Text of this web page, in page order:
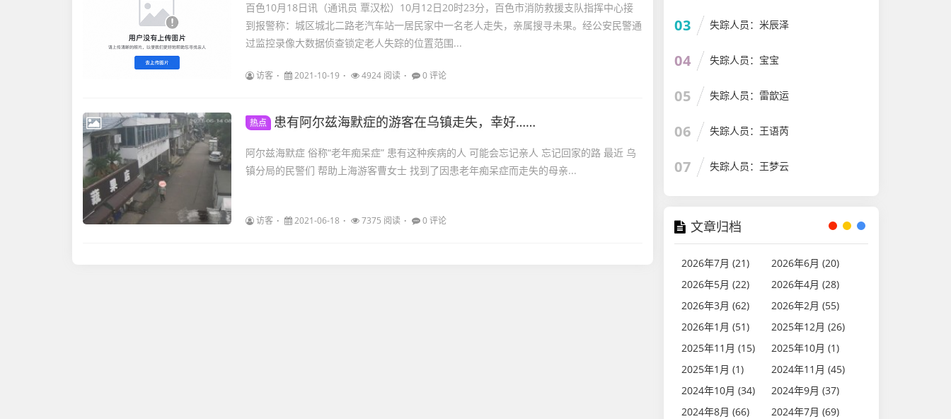
百色10月18日讯（通讯员 覃汉松）10月12日20时23分，百色市消防救援支队指挥中心接
到报警称：城区城北二路老汽车站一居民家中一名老人走失，亲属搜寻未果。经公安民警通
过监控录像大数据侦查锁定老人失踪的位置范围...
访客 2021-10-19 4924 阅读 0 评论
热点 患有阿尔兹海默症的游客在乌镇走失，幸好……
阿尔兹海默症 俗称“老年痴呆症” 患有这种疾病的人 可能会忘记亲人 忘记回家的路 最近 乌
镇分局的民警们 帮助上海游客曹女士 找到了因患老年痴呆症而走失的母亲...
访客 2021-06-18 7375 阅读 0 评论
03 失踪人员：米辰泽
04 失踪人员：宝宝
05 失踪人员：雷歆运
06 失踪人员：王语芮
07 失踪人员：王梦云
文章归档
2026年7月 (21)
2026年6月 (20)
2026年5月 (22)
2026年4月 (28)
2026年3月 (62)
2026年2月 (55)
2026年1月 (51)
2025年12月 (26)
2025年11月 (15)
2025年10月 (1)
2025年1月 (1)
2024年11月 (45)
2024年10月 (34)
2024年9月 (37)
2024年8月 (66)
2024年7月 (69)